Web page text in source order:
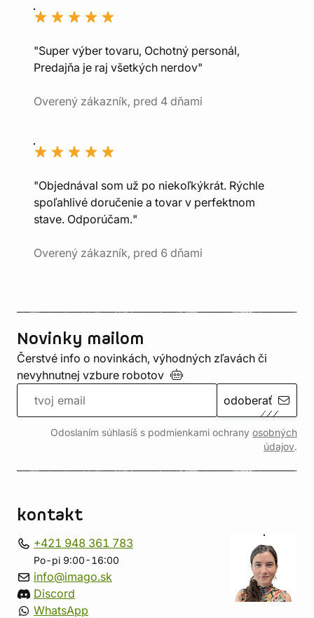
"Super výber tovaru, Ochotný personál,
Predajňa je raj všetkých nerdov"
Overený zákazník, pred 4 dňami
"Objednával som už po niekoľkýkrát. Rýchle
spoľahlivé doručenie a tovar v perfektnom
stave. Odporúčam."
Overený zákazník, pred 6 dňami
Novinky mailom
Čerstvé info o novinkách, výhodných zľavách či
nevyhnutnej vzbure robotov
odoberať
Odoslaním súhlasíš s podmienkami ochrany osobných
údajov.
kontakt
+421 948 361 783
Po-pi 9:00-16:00
info@imago.sk
Discord
WhatsApp